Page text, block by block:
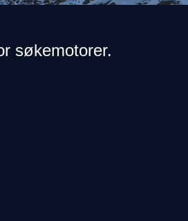
søkemotorer.